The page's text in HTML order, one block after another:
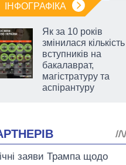
ІНФОГРАФІКА
Як за 10 років
змінилася кількість
вступників на
бакалаврат,
магістратуру та
аспірантуру